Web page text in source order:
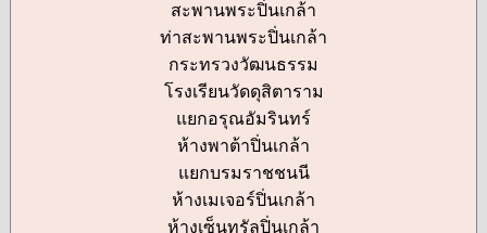
สะพานพระปิ่นเกล้า
ท่าสะพานพระปิ่นเกล้า
กระทรวงวัฒนธรรม
โรงเรียนวัดดุสิตาราม
แยกอรุณอัมรินทร์
ห้างพาต้าปิ่นเกล้า
แยกบรมราชชนนี
ห้างเมเจอร์ปิ่นเกล้า
ห้างเซ็นทรัลปิ่นเกล้า